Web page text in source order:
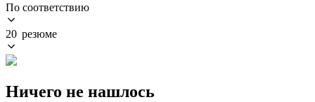
По соответствию
20 резюме
Ничего не нашлось